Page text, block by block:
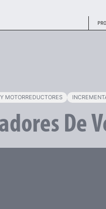
MOTORREDUCTORES
De